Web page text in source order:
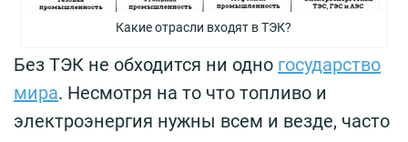
Какие отрасли входят в ТЭК?
Без ТЭК не обходится ни одно государство
мира. Несмотря на то что топливо и
электроэнергия нужны всем и везде, часто